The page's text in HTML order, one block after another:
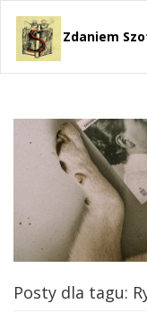
Zdaniem
Posty dla tagu: